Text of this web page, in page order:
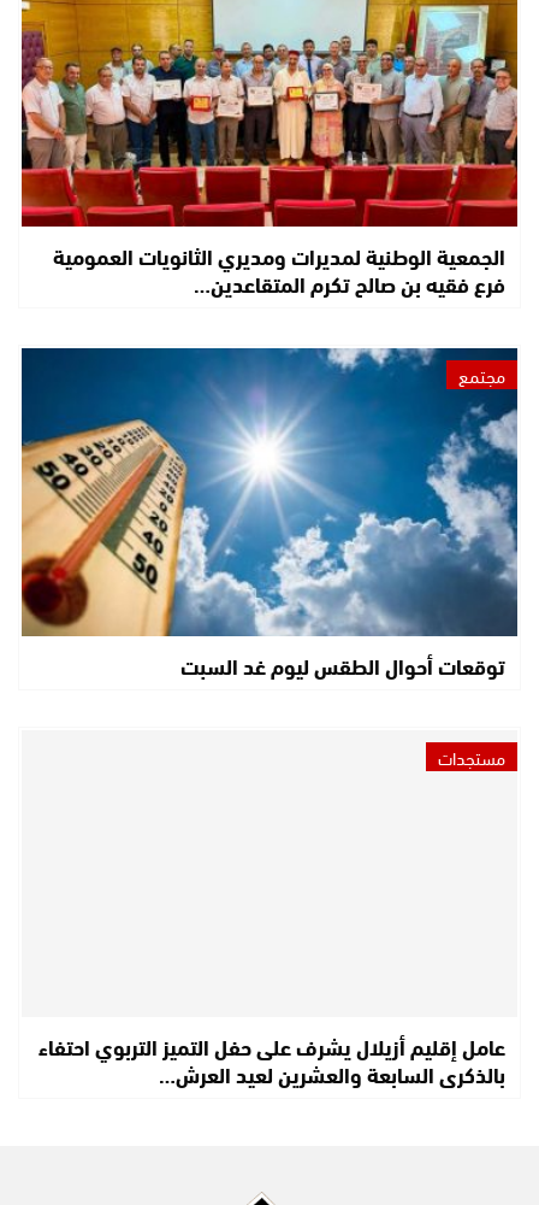
الجمعية الوطنية لمديرات ومديري الثانويات العمومية
فرع فقيه بن صالح تكرم المتقاعدين…
مجتمع
توقعات أحوال الطقس ليوم غد السبت
مستجدات
عامل إقليم أزيلال يشرف على حفل التميز التربوي احتفاء
بالذكرى السابعة والعشرين لعيد العرش…